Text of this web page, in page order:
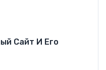
Сайт И Его